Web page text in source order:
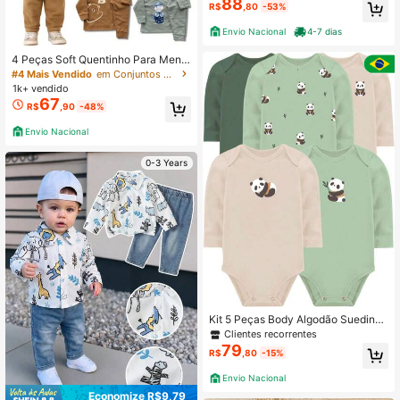
4 Peças Soft Quentinho Para Menin
o, Camiseta de Manga Longa com
Gola Redonda + Calça em Soft Mac
ia, Confortável e Quente para Outo
no/Inverno
#4 Mais Vendido
em Conjuntos de Inverno para Bebês Meninos .
1k+ vendido
R$67 ,90 -48%
Envio Nacional
0-3 Years
Economize R$9,79
R$88 ,80 -53%
Envio Nacional 4-7 dias
Kit 5 Peças Body Algodão Suedine
Roupa Infantil Bebe Menino Menina
Conjunto 5 Bodies
Clientes recorrentes
R$79 ,80 -15%
Envio Nacional